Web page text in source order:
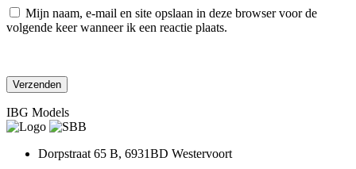
Mijn naam, e-mail en site opslaan in deze browser voor de
volgende keer wanneer ik een reactie plaats.
IBG Models
Dorpstraat 65 B, 6931BD Westervoort